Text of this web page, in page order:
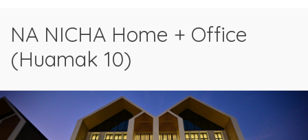
NA NICHA Home + Office
(Huamak 10)